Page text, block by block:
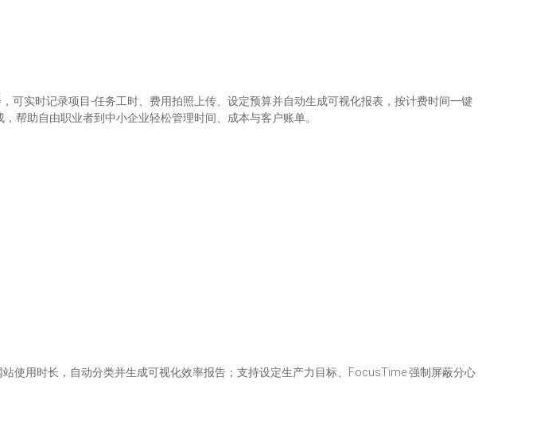
可实时记录项目-任务工时、费用拍照上传、设定预算并自动生成可视化报表，按计费时间一键
帮助自由职业者到中小企业轻松管理时间、成本与客户账单。
使用时长，自动分类并生成可视化效率报告；支持设定生产力目标、FocusTime 强制屏蔽分心